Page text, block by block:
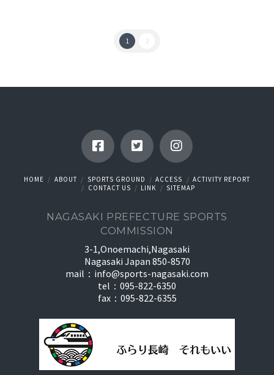
1 2
HOME ABOUT SPORTS GROUND ACCESS
ACTIVITY REPORT
CONTACT US
LINK SITEMAP
NAGASAKI PREFECTURE SPORTS
COMMISSION
3-1,Onoemachi,Nagasaki
Nagasaki Japan 850-8570
mail： info@sports-nagasaki.com
tel：095-822-6350
fax：095-822-6355